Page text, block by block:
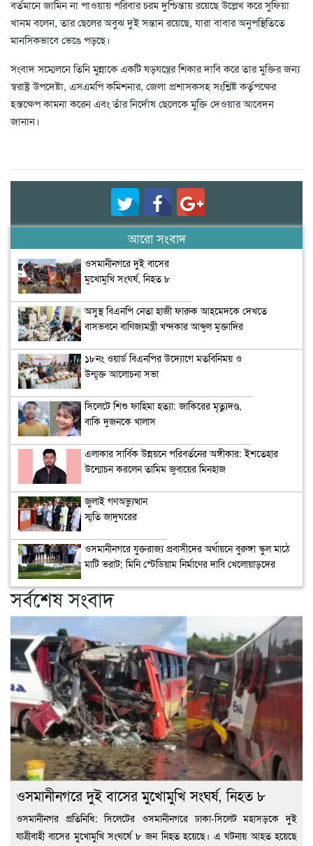
বর্তমানে জামিন না পাওয়ায় পরিবার চরম দুশ্চিন্তায় রয়েছে উল্লেখ করে সুফিয়া
খানম বলেন, তার ছেলের অবুঝ দুই সন্তান রয়েছে, যারা বাবার অনুপস্থিতিতে
মানসিকভাবে ভেঙে পড়ছে।
সংবাদ সম্মেলনে তিনি মুন্নাকে একটি ষড়যন্ত্রের শিকার দাবি করে তার মুক্তির জন্য
স্বরাষ্ট্র উপদেষ্টা, এসএমপি কমিশনার, জেলা প্রশাসকসহ সংশ্লিষ্ট কর্তৃপক্ষের
হস্তক্ষেপ কামনা করেন এবং তাঁর নির্দোষ ছেলেকে মুক্তি দেওয়ার আবেদন
জানান।
আরো সংবাদ
ওসমানীনগরে দুই বাসের
মুখোমুখি সংঘর্ষ, নিহত ৮
অসুস্থ বিএনপি নেতা হাজী ফারুক আহমেদকে দেখতে
বাসভবনে বাণিজ্যমন্ত্রী খন্দকার আব্দুল মুক্তাদির
১৮নং ওয়ার্ড বিএনপির উদ্যোগে মতবিনিময় ও
উন্মুক্ত আলোচনা সভা
সিলেটে শিশু ফাহিমা হত্যা: জাকিরের মৃত্যুদণ্ড,
বাকি দুজনকে খালাস
এলাকার সার্বিক উন্নয়নে পরিবর্তনের অঙ্গীকার: ইশতেহার
উন্মোচন করলেন তামিম জুবায়ের মিনহাজ
জুলাই গণঅভ্যুত্থান
স্মৃতি জাদুঘরের
ওসমানীনগরে যুক্তরাজ্য প্রবাসীদের অর্থায়নে বুরুঙ্গা স্কুল মাঠে
মাটি ভরাট; মিনি স্টেডিয়াম নির্মাণের দাবি খেলোয়াড়দের
সর্বশেষ সংবাদ
ওসমানীনগরে দুই বাসের মুখোমুখি সংঘর্ষ, নিহত ৮
ওসমানীনগর প্রতিনিধি: সিলেটের ওসমানীনগরে ঢাকা-সিলেট মহাসড়কে দুই
যাত্রীবাহী বাসের মুখোমুখি সংঘর্ষে ৮ জন নিহত হয়েছে। এ ঘটনায় আহত হয়েছে